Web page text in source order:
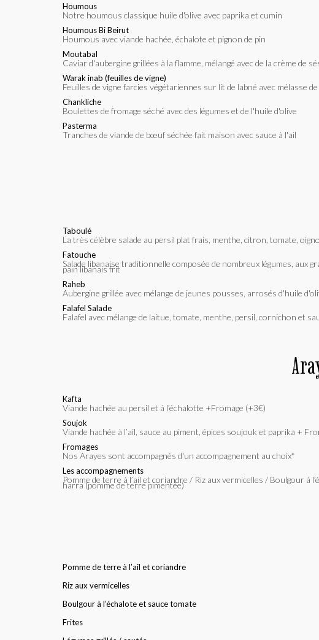
Houmous
Notre houmous classique huile d'olive avec paprika et cumin
Houmous Bi Beirut
Houmous avec viande hachée, échalote et pignon de pin
Moutabal
Caviar d'aubergine grillées à la flamme, mélangé avec de la crème
Warak inab (feuilles de vigne)
Feuilles de vigne farcies végétariennes sur lit de labné avec mélasse
Chankliche
Boulettes de fromage séché avec des légumes et de l'huile d'olive
Pasterma
Tranches de viande de bœuf séchée fait maison avec sauce à l'ail
Taboulé
La très célèbre salade au persil plat frais, menthe, citron, tomate,
Fatouche
Salade libanaise traditionnelle composée de nombreux légumes, aux graines de grenade avec vinaigrette de sumac, garnie de
pain libanais frit
Raheb
Aubergine grillée avec mélange de jeunes pousses, arrosés d'huile
Falafel Salade
Falafel avec mélange de laitue, tomate, menthe, persil, cornichon et
Kafta
Viande hachée au persil et à l’échalotte +Fromage (+3€)
Soujok
Viande hachée à l’ail, sauce au piment, épices soujouk et paprika +
Fromages
Nos Arayes sont accompagnés d'un accompagnement au choix*
Les accompagnements
Pomme de terre à l’ail et coriandre / Riz aux vermicelles / Boulgour à l’échalote et sauce tomate / Frites / Légumes grillés et sautés / Salade composée / Batata
harra (pomme de terre pimentée)
Pomme de terre à l’ail et coriandre
Riz aux vermicelles
Boulgour à l’échalote et sauce tomate
Frites